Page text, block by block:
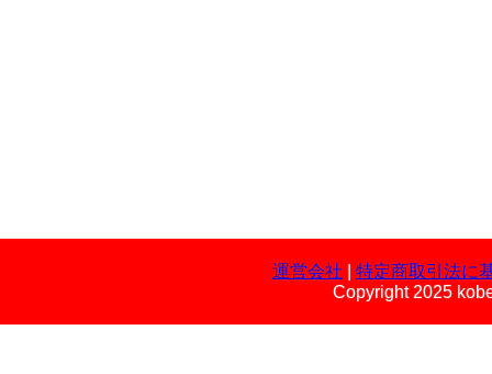
運営会社
特定商取引法に
Copyright 2025